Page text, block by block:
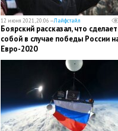
12 июня 2021, 20:06 —Лайфстайл
Боярский рассказал, что
собой в случае победы России
Евро-2020